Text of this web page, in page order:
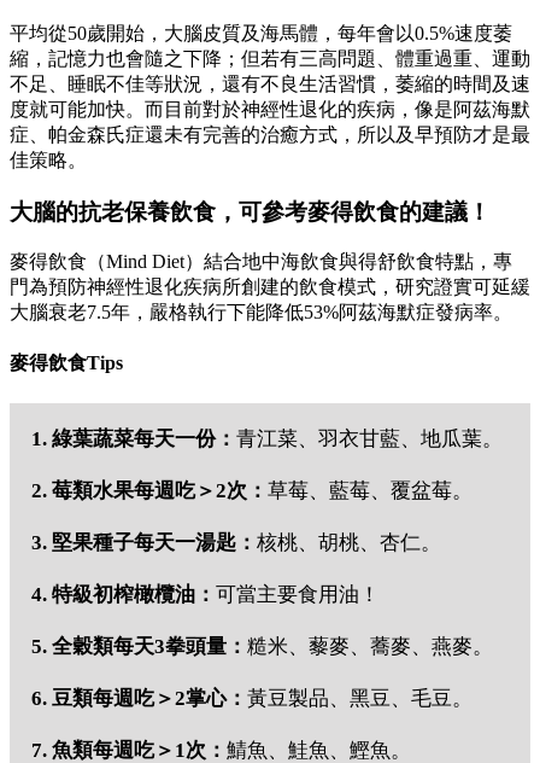
平均從50歲開始，大腦皮質及海馬體，每年會以0.5%速度萎
縮，記憶力也會隨之下降；但若有三高問題、體重過重、運動
不足、睡眠不佳等狀況，還有不良生活習慣，萎縮的時間及速
度就可能加快。而目前對於神經性退化的疾病，像是阿茲海默
症、帕金森氏症還未有完善的治癒方式，所以及早預防才是最
佳策略。
大腦的抗老保養飲食，可參考麥得飲食的建議！
麥得飲食（Mind Diet）結合地中海飲食與得舒飲食特點，專
門為預防神經性退化疾病所創建的飲食模式，研究證實可延緩
大腦衰老7.5年，嚴格執行下能降低53%阿茲海默症發病率。
麥得飲食Tips
1. 綠葉蔬菜每天一份： 青江菜、羽衣甘藍、地瓜葉。
2. 莓類水果每週吃＞2次： 草莓、藍莓、覆盆莓。
3. 堅果種子每天一湯匙： 核桃、胡桃、杏仁。
4. 特級初榨橄欖油： 可當主要食用油！
5. 全穀類每天3拳頭量： 糙米、藜麥、蕎麥、燕麥。
6. 豆類每週吃＞2掌心： 黃豆製品、黑豆、毛豆。
7. 魚類每週吃＞1次： 鯖魚、鮭魚、鰹魚。